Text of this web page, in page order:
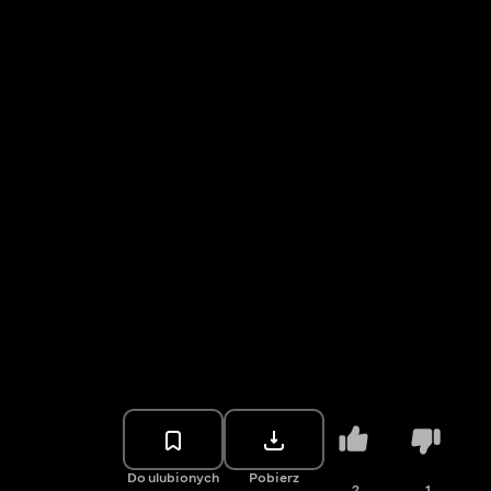
Do ulubionych Pobierz